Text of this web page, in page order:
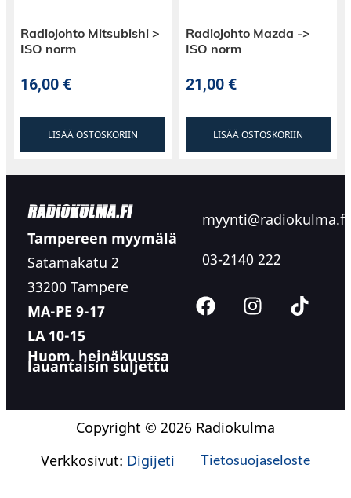
Radiojohto Mitsubishi >
ISO norm
16,00€
LISÄÄ OSTOSKORIIN
Radiojohto Mazda ->
ISO norm
21,00€
LISÄÄ OSTOSKORIIN
Tampereen myymälä
Satamakatu 2
33200 Tampere
MA-PE 9-17
LA 10-15
Huom. heinäkuussa
lauantaisin suljettu
myynti@radiokulma.fi
03-2140 222
Copyright © 2026 Radiokulma
Verkkosivut: Digijeti Tietosuojaseloste